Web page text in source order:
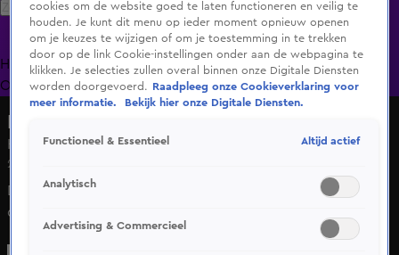
Zoeken
HomeUitzending Gemist Programma's De Bondgenoten
OranjezomerLivestreamsShop
Hier trekt Rob de grens!
28 mei 2025, 21:19
De date verloopt soepel in Lang Leve de Liefde, maar één
ding is niet naar Robs wens. Wat zou dit zijn?
cookies om de website goed te laten functioneren en veilig te
houden. Je kunt dit menu op ieder moment opnieuw openen
om je keuzes te wijzigen of om je toestemming in te trekken
door op de link Cookie-instellingen onder aan de webpagina te
klikken. Je selecties zullen overal binnen onze Digitale Diensten
worden doorgevoerd.
Raadpleeg onze Cookieverklaring voor
meer informatie.
Bekijk hier onze Digitale Diensten.
Functioneel & Essentieel Altijd actief
Analytisch
Advertising & Commercieel